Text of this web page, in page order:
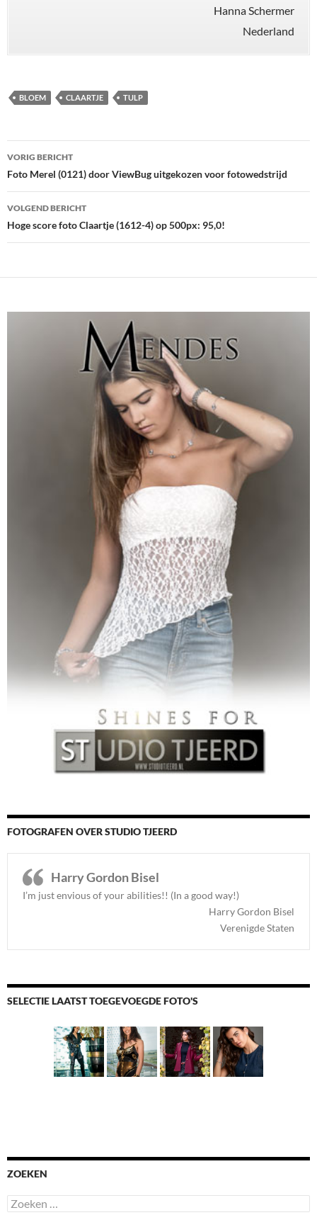
Hanna Schermer
Nederland
BLOEM CLAARTJE TULP
Bericht
navigatie
VORIG BERICHT
Foto Merel (0121) door ViewBug uitgekozen voor fotowedstrijd
VOLGEND BERICHT
Hoge score foto Claartje (1612-4) op 500px: 95,0!
FOTOGRAFEN OVER STUDIO TJEERD
Harry Gordon Bisel
I’m just envious of your abilities!! (In a good way!)
Harry Gordon Bisel
Verenigde Staten
SELECTIE LAATST TOEGEVOEGDE FOTO'S
ZOEKEN
Zoeken
naar: